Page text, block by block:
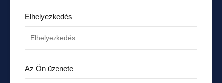
Elhelyezkedés
Az Ön üzenete